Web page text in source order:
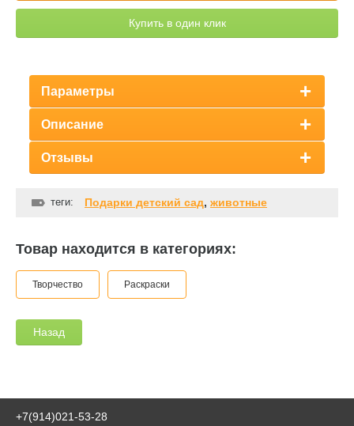
Купить в один клик
Параметры
Описание
Отзывы
теги: Подарки детский сад, животные
Товар находится в категориях:
Творчество Раскраски
Назад
+7(914)021-53-28